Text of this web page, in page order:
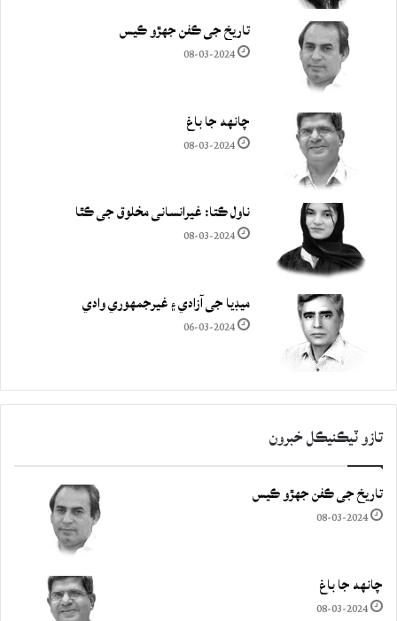
تاريخ جي ڪفن جھڙو ڪيس
08-03-2024
چانهه جا باغ
08-03-2024
ناول ڪتا: غيرانساني مخلوق جي ڪٿا
08-03-2024
ميڊيا جي آزادي ۽ غيرجمھوري وادي
06-03-2024
تازو ٽيڪنيڪل خبرون
تاريخ جي ڪفن جھڙو ڪيس
08-03-2024
چانهه جا باغ
08-03-2024